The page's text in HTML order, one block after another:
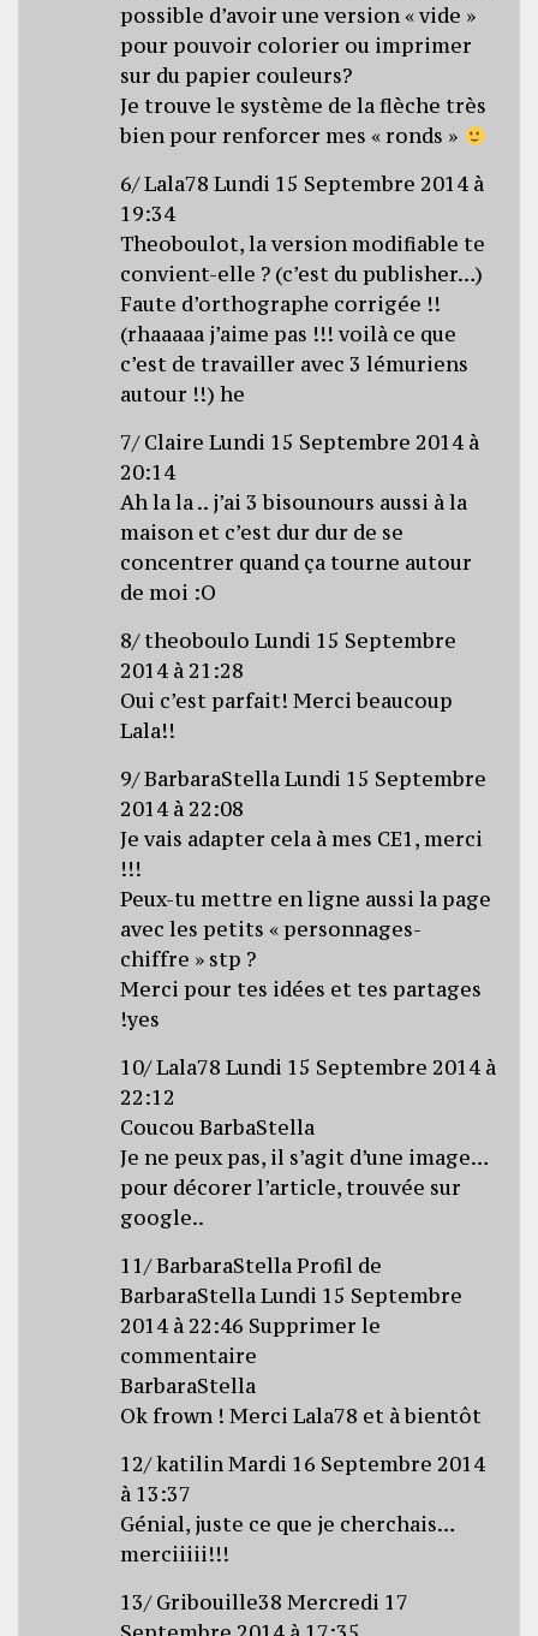
possible d’avoir une version « vide »
pour pouvoir colorier ou imprimer
sur du papier couleurs?
Je trouve le système de la flèche très
bien pour renforcer mes « ronds »
6/ Lala78 Lundi 15 Septembre 2014 à
19:34
Theoboulot, la version modifiable te
convient-elle ? (c’est du publisher…)
Faute d’orthographe corrigée !!
(rhaaaaa j’aime pas !!! voilà ce que
c’est de travailler avec 3 lémuriens
autour !!) he
7/ Claire Lundi 15 Septembre 2014 à
20:14
Ah la la .. j’ai 3 bisounours aussi à la
maison et c’est dur dur de se
concentrer quand ça tourne autour
de moi :O
8/ theoboulo Lundi 15 Septembre
2014 à 21:28
Oui c’est parfait! Merci beaucoup
Lala!!
9/ BarbaraStella Lundi 15 Septembre
2014 à 22:08
Je vais adapter cela à mes CE1, merci
!!!
Peux-tu mettre en ligne aussi la page
avec les petits « personnages-
chiffre » stp ?
Merci pour tes idées et tes partages
!yes
10/ Lala78 Lundi 15 Septembre 2014 à
22:12
Coucou BarbaStella
Je ne peux pas, il s’agit d’une image…
pour décorer l’article, trouvée sur
google..
11/ BarbaraStella Profil de
BarbaraStella Lundi 15 Septembre
2014 à 22:46 Supprimer le
commentaire
BarbaraStella
Ok frown ! Merci Lala78 et à bientôt
12/ katilin Mardi 16 Septembre 2014
à 13:37
Génial, juste ce que je cherchais…
merciiiii!!!
13/ Gribouille38 Mercredi 17